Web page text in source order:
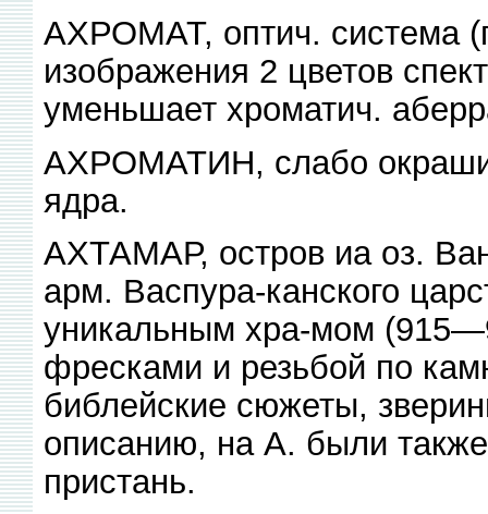
АХРОМАТ, оптич. система
изображения 2 цветов
уменьшает хроматич.
АХРОМАТИН, слабо
ядра.
АХТАМАР, остров иа оз.
арм. Васпура-канского
уникальным хра-мом
фресками и резьбой по
библейские сюжеты,
описанию, на А. были
пристань.